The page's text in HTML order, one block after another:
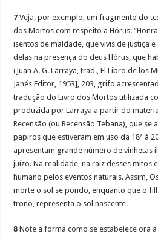
7 Veja, por exemplo, um fragmento do
dos Mortos com respeito a Hórus:
isentos de maldade, que vivis de justiça
delas na presença do deus Hórus, que
(Juan A. G. Larraya, trad., El Libro de los
Janés Editor, 1953], 203, grifo
tradução do Livro dos Mortos utilizada
produzida por Larraya a partir do
Recensão (ou Recensão Tebana), que
papiros que estiveram em uso da 18ª à
apresentam grande número de vinhetas
juízo. Na realidade, na raiz desses mitos
humano pelos eventos naturais. Assim,
morte o sol se pondo, enquanto que o
trono, representa o sol nascente.
8Note a forma como se estabelece ora